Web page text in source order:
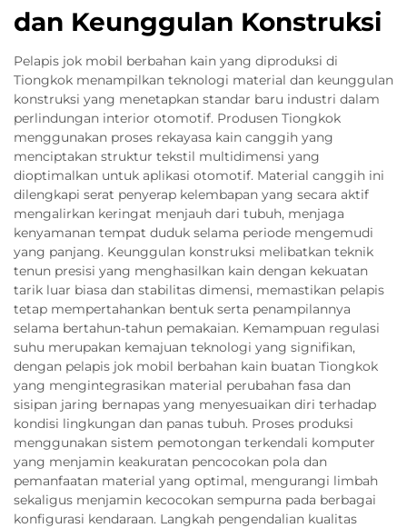
dan Keunggulan Konstruksi
Pelapis jok mobil berbahan kain yang diproduksi di
Tiongkok menampilkan teknologi material dan keunggulan
konstruksi yang menetapkan standar baru industri dalam
perlindungan interior otomotif. Produsen Tiongkok
menggunakan proses rekayasa kain canggih yang
menciptakan struktur tekstil multidimensi yang
dioptimalkan untuk aplikasi otomotif. Material canggih ini
dilengkapi serat penyerap kelembapan yang secara aktif
mengalirkan keringat menjauh dari tubuh, menjaga
kenyamanan tempat duduk selama periode mengemudi
yang panjang. Keunggulan konstruksi melibatkan teknik
tenun presisi yang menghasilkan kain dengan kekuatan
tarik luar biasa dan stabilitas dimensi, memastikan pelapis
tetap mempertahankan bentuk serta penampilannya
selama bertahun-tahun pemakaian. Kemampuan regulasi
suhu merupakan kemajuan teknologi yang signifikan,
dengan pelapis jok mobil berbahan kain buatan Tiongkok
yang mengintegrasikan material perubahan fasa dan
sisipan jaring bernapas yang menyesuaikan diri terhadap
kondisi lingkungan dan panas tubuh. Proses produksi
menggunakan sistem pemotongan terkendali komputer
yang menjamin keakuratan pencocokan pola dan
pemanfaatan material yang optimal, mengurangi limbah
sekaligus menjamin kecocokan sempurna pada berbagai
konfigurasi kendaraan. Langkah pengendalian kualitas